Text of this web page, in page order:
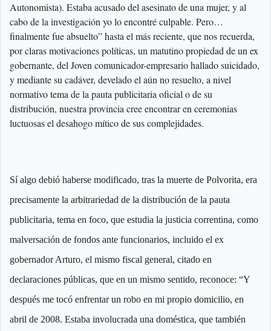
Autonomista). Estaba acusado del asesinato de una mujer, y al
cabo de la investigación yo lo encontré culpable. Pero…
finalmente fue absuelto” hasta el más reciente, que nos recuerda,
por claras motivaciones políticas, un matutino propiedad de un ex
gobernante, del Joven comunicador-empresario hallado suicidado,
y mediante su cadáver, develado el aún no resuelto, a nivel
normativo tema de la pauta publicitaria oficial o de su
distribución, nuestra provincia cree encontrar en ceremonias
luctuosas el desahogo mítico de sus complejidades.
Sí algo debió haberse modificado, tras la muerte de Polvorita, era
precisamente la arbitrariedad de la distribución de la pauta
publicitaria, tema en foco, que estudia la justicia correntina, como
malversación de fondos ante funcionarios, incluido el ex
gobernador Arturo, el mismo fiscal general, citado en
declaraciones públicas, que en un mismo sentido, reconoce: “Y
después me tocó enfrentar un robo en mi propio domicilio, en
abril de 2008. Estaba involucrada una doméstica, que también